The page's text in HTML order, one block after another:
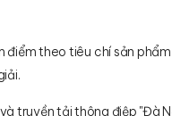
theo tiêu chí sản
truyền tải thông điệp "Đà